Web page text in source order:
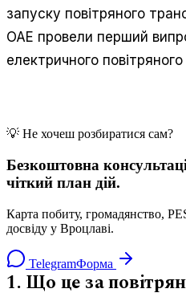
запуску повітряного
ОАЕ провели перший
електричного повітряного
💡 Не хочеш розбиратися сам?
Безкоштовна
чіткий план дій.
Карта побиту, громадянство,
досвіду у Вроцлаві.
TelegramФорма
1. Що це за